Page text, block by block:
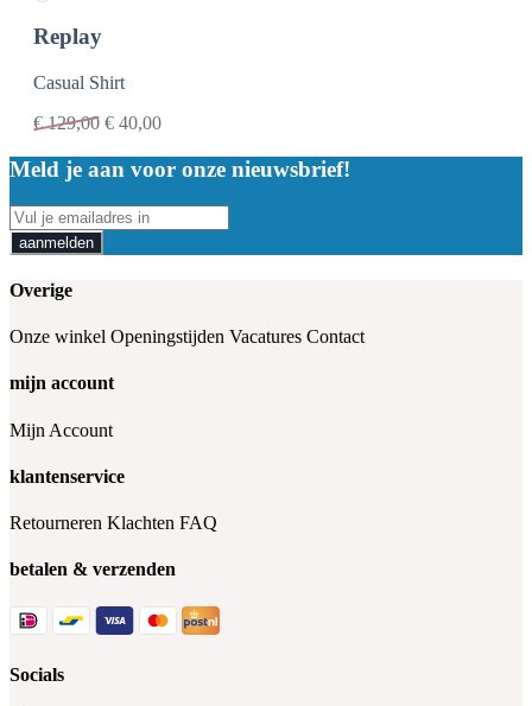
Replay
Casual Shirt
€129,00 € 40,00
Meld je aan voor onze nieuwsbrief!
aanmelden
Overige
Onze winkel Openingstijden Vacatures Contact
mijn account
Mijn Account
klantenservice
Retourneren Klachten FAQ
betalen & verzenden
Socials